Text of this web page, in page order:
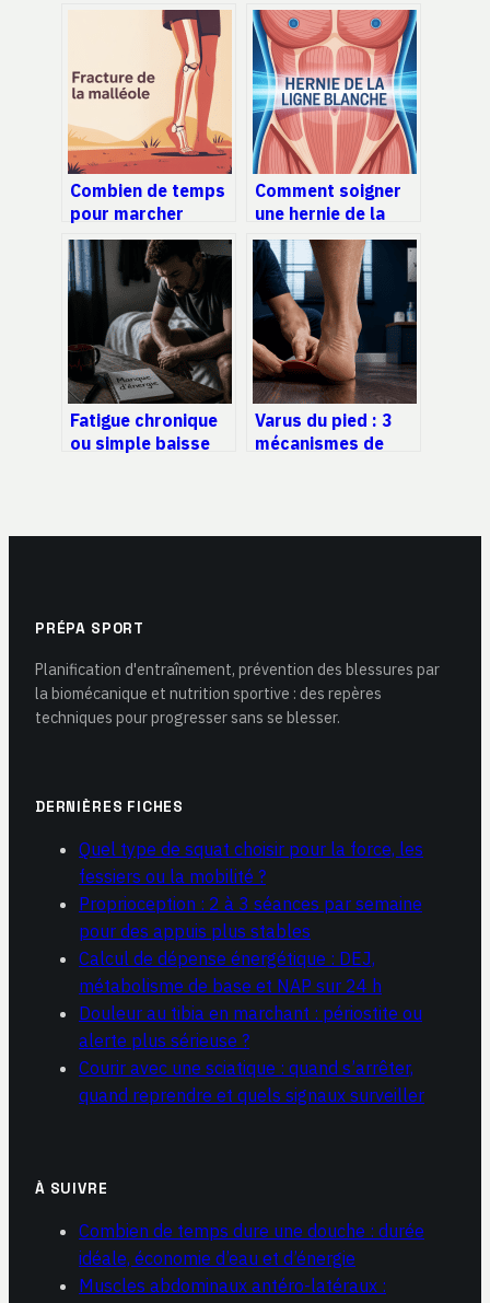
Combien de temps
pour marcher
après une fracture
de la malléole :
repères clairs et
réalistes
Comment soigner
une hernie de la
ligne blanche sans
opération : options
et limites
Fatigue chronique
ou simple baisse
efficacement ?
Varus du pied : 3
mécanismes de
PRÉPA SPORT
Planification d'entraînement, prévention des blessures par
la biomécanique et nutrition sportive : des repères
techniques pour progresser sans se blesser.
DERNIÈRES FICHES
Quel type de squat choisir pour la force, les
fessiers ou la mobilité ?
Proprioception : 2 à 3 séances par semaine
pour des appuis plus stables
Calcul de dépense énergétique : DEJ,
métabolisme de base et NAP sur 24 h
Douleur au tibia en marchant : périostite ou
alerte plus sérieuse ?
Courir avec une sciatique : quand s’arrêter,
quand reprendre et quels signaux surveiller
À SUIVRE
Combien de temps dure une douche : durée
idéale, économie d’eau et d’énergie
Muscles abdominaux antéro-latéraux :